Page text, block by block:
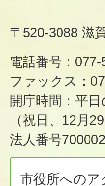
〒520-3088 滋
電話番号：077-
ファックス：
開庁時間：平
（祝日、12月
法人番号
市役所へのア